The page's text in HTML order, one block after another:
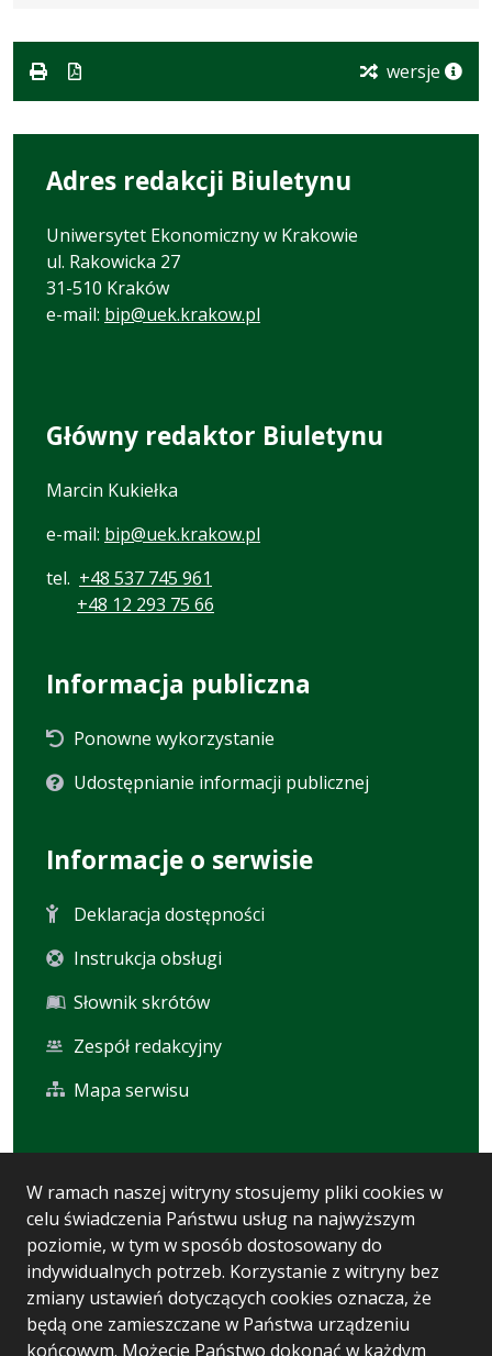
W ramach naszej witryny stosujemy pliki cookies w
celu świadczenia Państwu usług na najwyższym
poziomie, w tym w sposób dostosowany do
indywidualnych potrzeb. Korzystanie z witryny bez
zmiany ustawień dotyczących cookies oznacza, że
będą one zamieszczane w Państwa urządzeniu
końcowym. Możecie Państwo dokonać w każdym
wersje
Adres redakcji Biuletynu
Uniwersytet Ekonomiczny w Krakowie
ul. Rakowicka 27
31-510 Kraków
e-mail: bip@uek.krakow.pl
Główny redaktor Biuletynu
Marcin Kukiełka
e-mail: bip@uek.krakow.pl
tel. +48 537 745 961
+48 12 293 75 66
Informacja publiczna
Ponowne wykorzystanie
Udostępnianie informacji publicznej
Informacje o serwisie
Deklaracja dostępności
Instrukcja obsługi
Słownik skrótów
Zespół redakcyjny
Mapa serwisu
Statystyki oglądalności
Ostatnio dodane
Polityka prywatności